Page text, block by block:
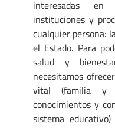
interesadas en
instituciones y
cualquier persona:
el Estado. Para
salud y
necesitamos
vital (familia y
conocimientos y
sistema